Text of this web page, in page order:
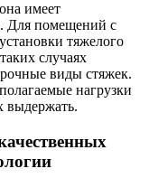
имеет
Для помещений с
тяжелого
случаях
виды стяжек.
нагрузки
выдержать.